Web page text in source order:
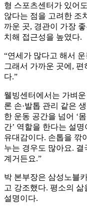
형 스포츠센터가 있어
않다는 점을 고려한 조
까운 곳, 경관이 가장
치해 접근성을 높였다.
“연세가 많다고 해서
그래서 가까운 곳에, 편
다.”
웰빙센터에서는 가벼
론 손·발톱 관리 같은
한 운동 공간을 넘어 ‘
간’ 역할을 한다는 설
유대감이다. 손톱을 깎
누는 경우도 많아요.
계거든요.”
박 본부장은 삼성노블
고 강조했다. 평소의
설명이다.